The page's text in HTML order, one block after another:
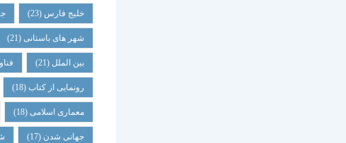
خلیج فارس (23)
شهر های باستانی(21)
بین الملل (21)
رونمایی از کتاب(18)
معماری اسلامی(18)
جهانی شدن (17)